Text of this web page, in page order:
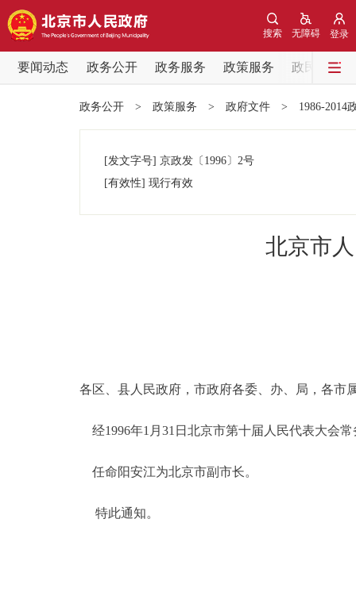
登录
无障碍
搜索
要闻动态 政务公开 政务服务 政策服务
政民互动
党中央精神
决策公开
政务服务
个人服务
政务公开 > 政策服务 > 政府文件 > 1986-2014
[发文字号] 京政发 〔1996〕 2号
[有效性] 现行有效
北京市
各区、县人民政府，市政府各委、办、局，各市
经1996年1月31日北京市第十届人民代表大会
任命阳安江为北京市副市长。
特此通知。